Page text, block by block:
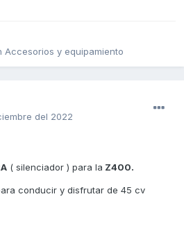
Accesorios y equipamiento
del 2022
( silenciador ) para la Z400.
conducir y disfrutar de 45 cv